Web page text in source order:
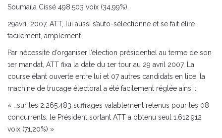
Soumaïla Cissé 498.503 voix (34,99%).
29avril 2007, ATT, lui aussi s’auto-sélectionne et se fait élire
facilement, amplement
Par nécessité d’organiser l’élection présidentiel au terme de son
1er mandat, ATT fixa la date du 1er tour au 29 avril 2007. La
course étant ouverte entre lui et 07 autres candidats en lice, la
machine de trucage électoral a été facilement réglée ainsi :
« …sur les 2.265.483 suffrages valablement retenus pour les 08
concurrents, le Président sortant ATT a obtenu seul 1.612.912
voix (71,20%) »